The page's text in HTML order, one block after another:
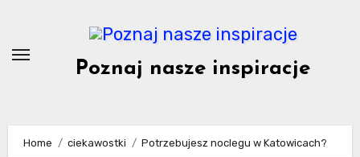
content
Poznaj nasze inspiracje
Home ciekawostki Potrzebujesz noclegu w Katowicach?